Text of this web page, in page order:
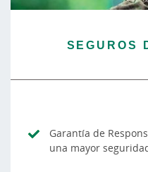
SEGUROS
Garantía de
una mayor